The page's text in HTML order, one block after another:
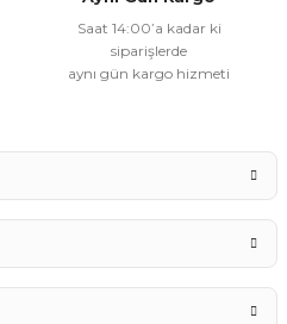
Saat 14:00’a kadar ki
siparişlerde
aynı gün kargo hizmeti